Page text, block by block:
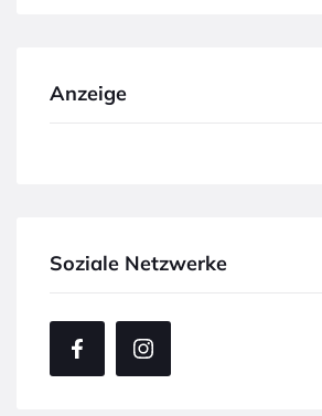
Anzeige
Soziale Netzwerke